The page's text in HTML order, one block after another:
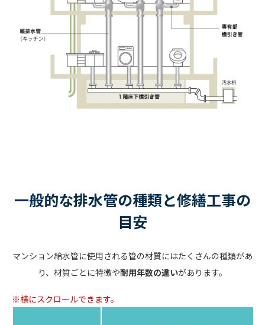
一般的な排水管の種類と修繕工事の
目安
マンション給水管に使用される管の材質にはたくさんの種類があ
り、材質ごとに特徴や耐用年数の違いがあります。
※横にスクロールできます。